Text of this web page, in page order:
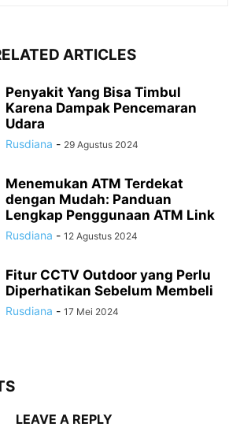
ARTICLES
Penyakit Yang Bisa Timbul
Karena Dampak Pencemaran
Udara
Rusdiana - 29 Agustus 2024
Menemukan ATM Terdekat
dengan Mudah: Panduan
Lengkap Penggunaan ATM Link
Rusdiana - 12 Agustus 2024
Fitur CCTV Outdoor yang Perlu
Diperhatikan Sebelum Membeli
Rusdiana - 17 Mei 2024
LEAVE A REPLY